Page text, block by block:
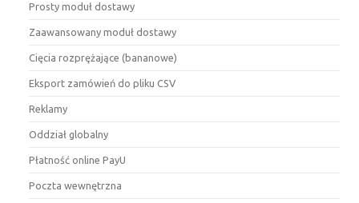
Prosty moduł dostawy
Zaawansowany moduł dostawy
Cięcia rozprężające (bananowe)
Eksport zamówień do pliku CSV
Reklamy
Oddział globalny
Płatność online PayU
Poczta wewnętrzna